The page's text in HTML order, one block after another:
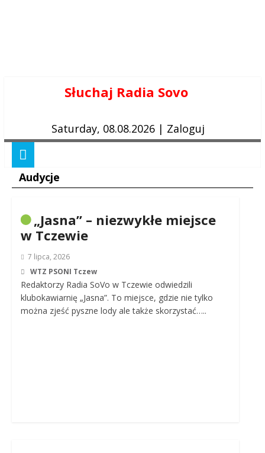
Słuchaj Radia Sovo
Saturday, 08.08.2026 | Zaloguj
Audycje
„Jasna” – niezwykłe miejsce
w Tczewie
7 lipca, 2026
WTZ PSONI Tczew
Redaktorzy Radia SoVo w Tczewie odwiedzili
klubokawiarnię „Jasna”. To miejsce, gdzie nie tylko
można zjeść pyszne lody ale także skorzystać…..